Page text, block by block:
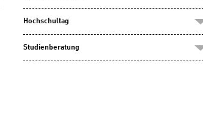
Hochschultag
Studienberatung